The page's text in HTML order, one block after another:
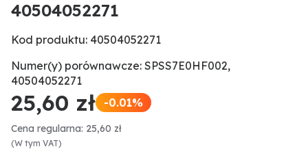
40504052271
Kod produktu: 40504052271
Numer(y) porównawcze: SPSS7E0HF002,
40504052271
25,60 zł -0.01%
Cena regularna: 25,60 zł
(W tym VAT)